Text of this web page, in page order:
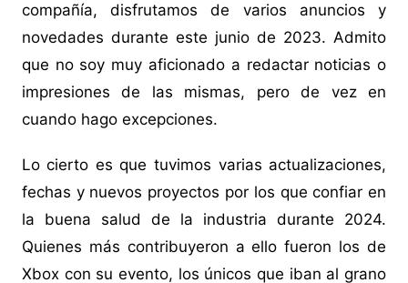
compañía, disfrutamos de varios anuncios y
novedades durante este junio de 2023. Admito
que no soy muy aficionado a redactar noticias o
impresiones de las mismas, pero de vez en
cuando hago excepciones.
Lo cierto es que tuvimos varias actualizaciones,
fechas y nuevos proyectos por los que confiar en
la buena salud de la industria durante 2024.
Quienes más contribuyeron a ello fueron los de
Xbox con su evento, los únicos que iban al grano